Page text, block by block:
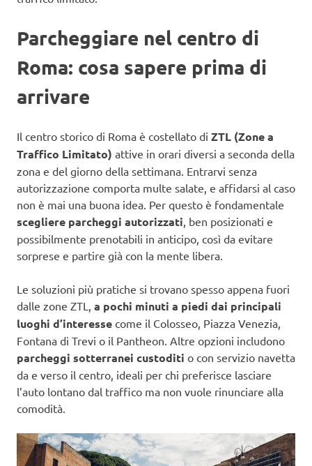
Parcheggiare nel centro di
Roma: cosa sapere prima di
arrivare
Il centro storico di Roma è costellato di ZTL (Zone a
Traffico Limitato) attive in orari diversi a seconda della
zona e del giorno della settimana. Entrarvi senza
autorizzazione comporta multe salate, e affidarsi al caso
non è mai una buona idea. Per questo è fondamentale
scegliere parcheggi autorizzati, ben posizionati e
possibilmente prenotabili in anticipo, così da evitare
sorprese e partire già con la mente libera.
Le soluzioni più pratiche si trovano spesso appena fuori
dalle zone ZTL, a pochi minuti a piedi dai principali
luoghi d’interesse come il Colosseo, Piazza Venezia,
Fontana di Trevi o il Pantheon. Altre opzioni includono
parcheggi sotterranei custoditi o con servizio navetta
da e verso il centro, ideali per chi preferisce lasciare
l’auto lontano dal traffico ma non vuole rinunciare alla
comodità.